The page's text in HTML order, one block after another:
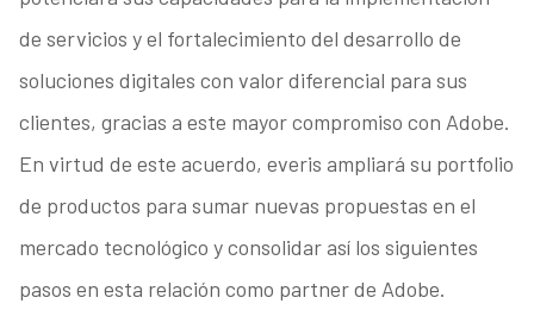
de servicios y el fortalecimiento del desarrollo de
soluciones digitales con valor diferencial para sus
clientes, gracias a este mayor compromiso con Adobe.
En virtud de este acuerdo, everis ampliará su portfolio
de productos para sumar nuevas propuestas en el
mercado tecnológico y consolidar así los siguientes
pasos en esta relación como partner de Adobe.